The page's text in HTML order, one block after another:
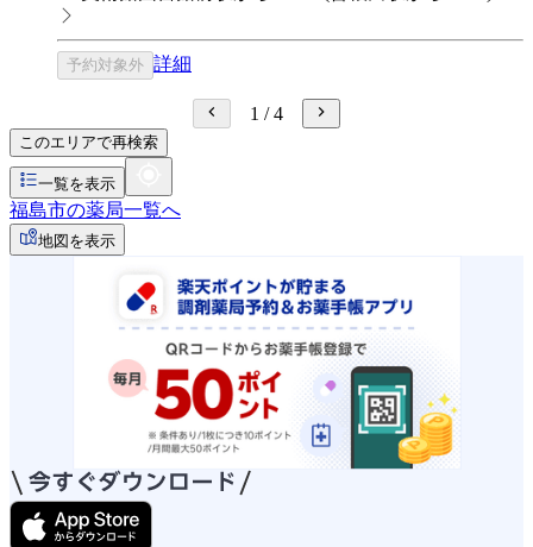
予約対象外 詳細
1 /4
このエリアで再検索
一覧を表示
福島市の薬局一覧へ
地図を表示